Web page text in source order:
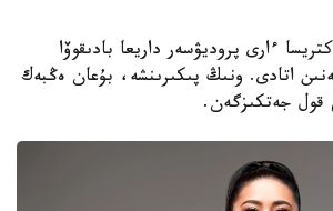
ءارى پروديۋسەر داريعا بادىقوۆا
اتادى. ونىڭ پىكىرىنشە، بۇعان ەڭبەك
قول جەتكىزگەن.